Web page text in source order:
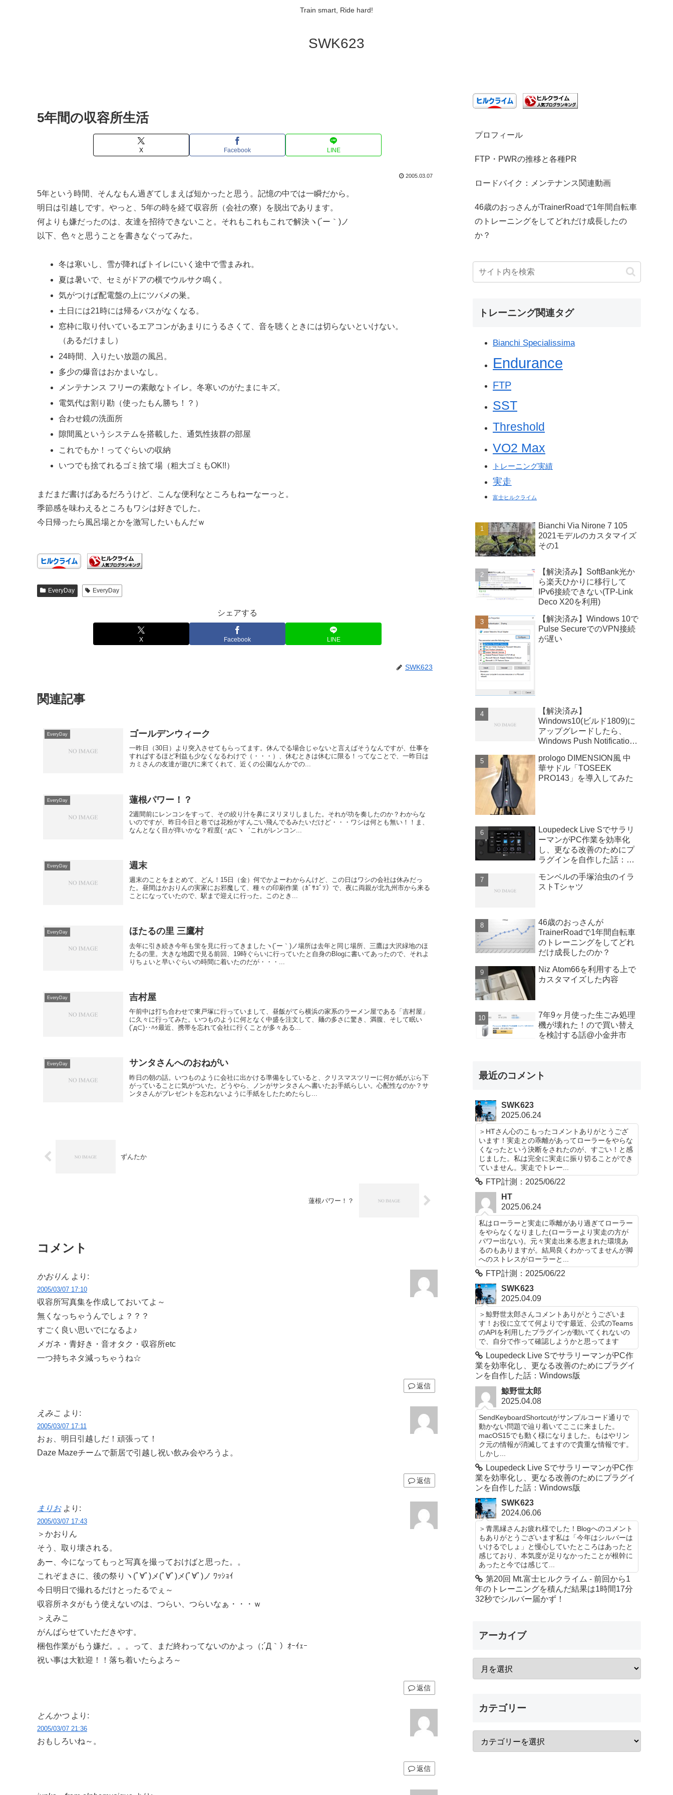
Train smart, Ride hard!
SWK623
5年間の収容所生活
X Facebook LINE
2005.03.07
5年という時間、そんなもん過ぎてしまえば短かったと思う。記憶の中では一瞬だから。
明日は引越しです。やっと、5年の時を経て収容所（会社の寮）を脱出であります。
何よりも嫌だったのは、友達を招待できないこと。それもこれもこれで解決ヽ(´ー｀)ノ
以下、色々と思うことを書きなぐってみた。
冬は寒いし、雪が降ればトイレにいく途中で雪まみれ。
夏は暑いで、セミがドアの横でウルサク鳴く。
気がつけば配電盤の上にツバメの巣。
土日には21時には帰るバスがなくなる。
窓枠に取り付いているエアコンがあまりにうるさくて、音を聴くときには切らないといけない。
（あるだけまし）
24時間、入りたい放題の風呂。
多少の爆音はおかまいなし。
メンテナンス フリーの素敵なトイレ。冬寒いのがたまにキズ。
電気代は割り勘（使ったもん勝ち！？）
合わせ鏡の洗面所
隙間風というシステムを搭載した、通気性抜群の部屋
これでもか！ってぐらいの収納
いつでも捨てれるゴミ捨て場（粗大ゴミもOK!!）
まだまだ書けばあるだろうけど、こんな便利なところもねーなーっと。
季節感を味わえるところもワシは好きでした。
今日帰ったら風呂場とかを激写したいもんだｗ
EveryDay EveryDay
シェアする
X Facebook LINE
SWK623
関連記事
EveryDay ゴールデンウィーク
一昨日（30日）より突入させてもらってます。休んでる場合じゃないと言えばそうなんですが、仕事を
すればするほど利益も少なくなるわけで（・・・）、休むときは休むに限る！ってなことで、一昨日は
カミさんの友達が遊びに来てくれて、近くの公園なんかでの...
EveryDay 蓮根パワー！？
2週間前にレンコンをすって、その絞り汁を鼻にヌリヌリしました。それが功を奏したのか？わからな
いのですが、昨日今日と巷では花粉がすんごい飛んでるみたいだけど・・・ワシは何とも無い！！ま、
なんとなく目が痒いかな？程度( ･д⊂ヽ゛これがレンコン...
EveryDay 週末
週末のことをまとめて、どん！15日（金）何でかよーわからんけど、この日はワシの会社は休みだっ
た。昼間はかおりんの実家にお邪魔して、種々の印刷作業（ｶﾞｻｺﾞｿ）で、夜に両親が北九州市から来る
ことになっていたので、駅まで迎えに行った。このとき...
EveryDay ほたるの里 三鷹村
去年に引き続き今年も蛍を見に行ってきましたヽ(´ー｀)ノ場所は去年と同じ場所、三鷹は大沢緑地のほ
たるの里。大きな地図で見る前回、19時ぐらいに行っていたと自身のBlogに書いてあったので、それよ
りちょいと早いぐらいの時間に着いたのだが・・・...
EveryDay 吉村屋
午前中は打ち合わせで東戸塚に行っていまして、昼飯がてら横浜の家系のラーメン屋である「吉村屋」
に久々に行ってみた。いつものように何となく中盛を注文して、麺の多さに驚き、満腹、そして眠い
(´д⊂)‥ﾊｩ最近、携帯を忘れて会社に行くことが多々ある...
EveryDay サンタさんへのおねがい
昨日の朝の話。いつものように会社に出かける準備をしていると、クリスマスツリーに何か紙がぶら下
がっていることに気がついた。どうやら、ノンがサンタさんへ書いたお手紙らしい。心配性なのか？サ
ンタさんがプレゼントを忘れないように手紙をしたためたらし...
ずんたか
蓮根パワー！？
コメント
かおりん より:
2005/03/07 17:10
収容所写真集を作成しておいてよ～
無くなっちゃうんでしょ？？？
すごく良い思いでになるよ♪
メガネ・青好き・音オタク・収容所etc
一つ持ちネタ減っちゃうね☆
返信
えみこ より:
2005/03/07 17:11
おぉ、明日引越しだ！頑張って！
Daze Mazeチームで新居で引越し祝い飲み会やろうよ。
返信
まりお より:
2005/03/07 17:43
＞かおりん
そう、取り壊される。
あー、今になってもっと写真を撮っておけばと思った。。
これぞまさに、後の祭りヽ(ﾟ∀ﾟ)メ(ﾟ∀ﾟ)メ(ﾟ∀ﾟ)ノ ﾜｯｼｮｲ
今日明日で撮れるだけとったるでぇ～
収容所ネタがもう使えないのは、つらい、つらいなぁ・・・ｗ
＞えみこ
がんばらせていただきやす。
梱包作業がもう嫌だ。。。って、まだ終わってないのかよっ（;´Д｀）ｵｰｲｪｰ
祝い事は大歓迎！！落ち着いたらよろ～
返信
とんかつ より:
2005/03/07 21:36
おもしろいね～。
返信
プロフィール
FTP・PWRの推移と各種PR
ロードバイク：メンテナンス関連動画
46歳のおっさんがTrainerRoadで1年間自転車
のトレーニングをしてどれだけ成長したの
か？
トレーニング関連タグ
Bianchi Specialissima
Endurance
FTP
SST
Threshold
VO2 Max
トレーニング実績
実走
富士ヒルクライム
Bianchi Via Nirone 7 105
2021モデルのカスタマイズ
その1
【解決済み】SoftBank光か
ら楽天ひかりに移行して
IPv6接続できない(TP-Link
Deco X20を利用)
【解決済み】Windows 10で
Pulse SecureでのVPN接続
が遅い
【解決済み】
Windows10(ビルド1809)に
アップグレードしたら、
Windows Push Notifications
prologo DIMENSION風 中
華サドル「TOSEEK
PRO143」を導入してみた
Loupedeck Live Sでサラリ
ーマンがPC作業を効率化
し、更なる改善のためにプ
ラグインを自作した話：
モンベルの手塚治虫のイラ
ストTシャツ
46歳のおっさんが
TrainerRoadで1年間自転車
のトレーニングをしてどれ
だけ成長したのか？
Niz Atom66を利用する上で
カスタマイズした内容
7年9ヶ月使った生ごみ処理
機が壊れた！ので買い替え
を検討する話@小金井市
最近のコメント
SWK623
2025.06.24
＞HTさん心のこもったコメントありがとうござ
います！実走との乖離があってローラーをやらな
くなったという決断をされたのが、すごい！と感
じました。私は完全に実走に振り切ることができ
ていません。実走でトレー...
FTP計測：2025/06/22
HT
2025.06.24
私はローラーと実走に乖離があり過ぎてローラー
をやらなくなりました(ローラーより実走の方が
パワー出ない)。元々実走出来る恵まれた環境あ
るのもありますが。結局良くわかってませんが脚
へのストレスがローラーと...
FTP計測：2025/06/22
SWK623
2025.04.09
＞鯨野世太郎さんコメントありがとうございま
す！お役に立てて何よりです最近、公式のTeams
のAPIを利用したプラグインが動いてくれないの
で、自分で作って確認しようかと思ってます
Loupedeck Live SでサラリーマンがPC作
業を効率化し、更なる改善のためにプラグイ
ンを自作した話：Windows版
鯨野世太郎
2025.04.08
SendKeyboardShortcutがサンプルコード通りで
動かない問題で辿り着いてここに来ました。
macOS15でも動く様になりました。もはやリン
ク元の情報が消滅してますので貴重な情報です。
しかし...
Loupedeck Live SでサラリーマンがPC作
業を効率化し、更なる改善のためにプラグイ
ンを自作した話：Windows版
SWK623
2024.06.06
＞青黒縁さんお疲れ様でした！Blogへのコメント
もありがとうございます私は「今年はシルバーは
いけるでしょ」と慢心していたところはあったと
感じており、本気度が足りなかったことが根幹に
あったと今では感じて...
第20回 Mt.富士ヒルクライム - 前回から1
年のトレーニングを積んだ結果は1時間17分
32秒でシルバー届かず！
アーカイブ
カテゴリー